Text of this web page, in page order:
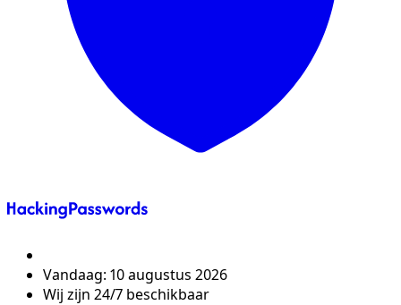
Vandaag: 10 augustus 2026
Wij zijn 24/7 beschikbaar